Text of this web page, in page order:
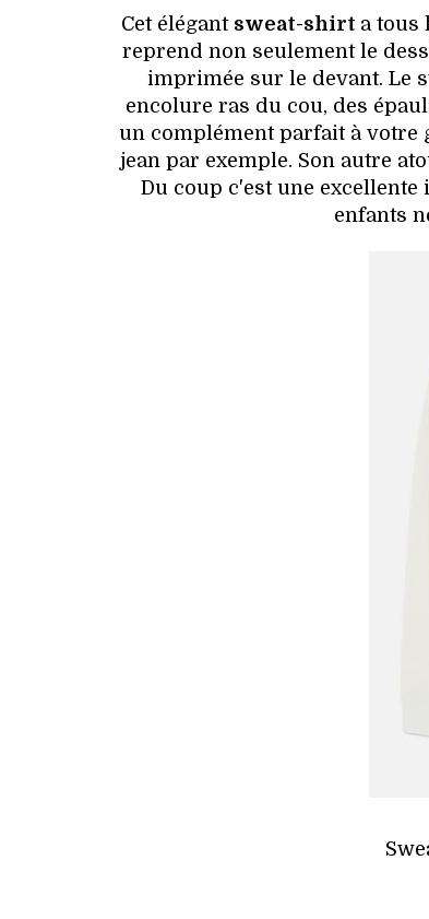
Cet élégant sweat-shirt a tous
reprend non seulement le
imprimée sur le devant. Le
encolure ras du cou, des
un complément parfait à votre
jean par exemple. Son autre
Du coup c'est une
enfants